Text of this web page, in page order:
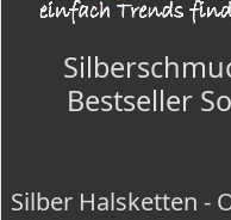
Bestseller
Silber Halsketten -